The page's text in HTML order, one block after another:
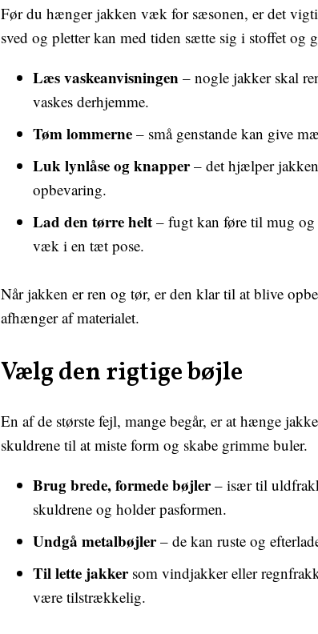
Før du hænger jakken væk for sæsonen, er det
sved og pletter kan med tiden sætte sig i stoffet og
Læs vaskeanvisningen – nogle jakker skal
vaskes derhjemme.
Tøm lommerne – små genstande kan give
Luk lynlåse og knapper– det hjælper
opbevaring.
Lad den tørre helt – fugt kan føre til mug
væk i en tæt pose.
Når jakken er ren og tør, er den klar til at blive
afhænger af materialet.
Vælg den rigtige bøjle
En af de største fejl, mange begår, er at hænge
skuldrene til at miste form og skabe grimme buler.
Brug brede, formede bøjler– især til
skuldrene og holder pasformen.
Undgå metalbøjler– de kan ruste og
Til lette jakkersom vindjakker eller
være tilstrækkelig.